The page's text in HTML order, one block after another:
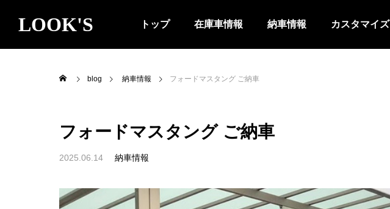
LOOK'S トップ 在庫車情報 納車情報 カスタマイズ
blog 納車情報 フォードマスタング ご納車
フォードマスタング ご納車
2025.06.14 納車情報